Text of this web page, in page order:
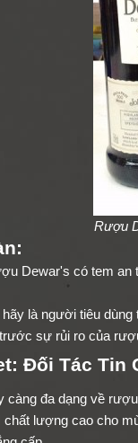
Rượu
Dewar's có tem
hãy là người tiêu
sự rủi ro của
Đối Tác Tin
càng đa dạng về
chất lượng cao cho